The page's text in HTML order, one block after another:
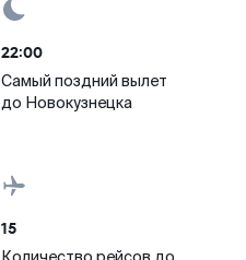
22:00
Самый поздний вылет
до Новокузнецка
15